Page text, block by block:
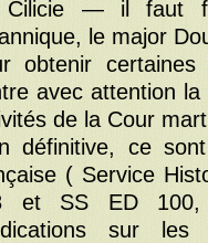
— il faut
le major
obtenir
avec attention
de la Cour
définitive, ce
( Service
et SS ED 100,
sur